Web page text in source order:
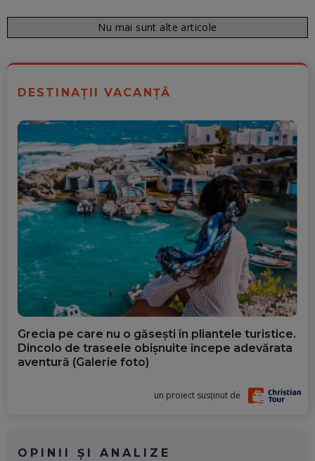
Nu mai sunt alte articole
DESTINAȚII VACANȚĂ
Grecia pe care nu o găsești în pliantele turistice.
Dincolo de traseele obișnuite începe adevărata
aventură (Galerie foto)
un proiect susținut de
OPINII ȘI ANALIZE